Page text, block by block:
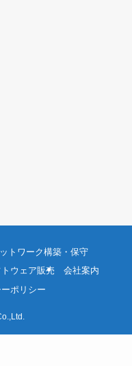
トワーク構築・保守
トウェア販売
会社案内
ポリシー